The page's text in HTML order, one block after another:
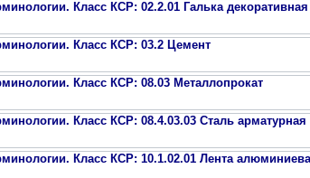
Класс КСР: 02.2.01 Галька декоративная
Класс КСР: 03.2 Цемент
Класс КСР: 08.03 Металлопрокат
Класс КСР: 08.4.03.03 Сталь арматурная
Класс КСР: 10.1.02.01 Лента